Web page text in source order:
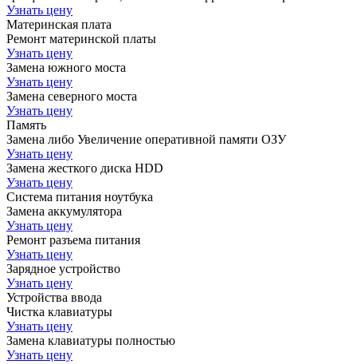
Узнать цену
Материнская плата
Ремонт материнской платы
Узнать цену
Замена южного моста
Узнать цену
Замена северного моста
Узнать цену
Память
Замена либо Увеличение оперативной памяти ОЗУ
Узнать цену
Замена жесткого диска HDD
Узнать цену
Система питания ноутбука
Замена аккумулятора
Узнать цену
Ремонт разъема питания
Узнать цену
Зарядное устройство
Узнать цену
Устройства ввода
Чистка клавиатуры
Узнать цену
Замена клавиатуры полностью
Узнать цену